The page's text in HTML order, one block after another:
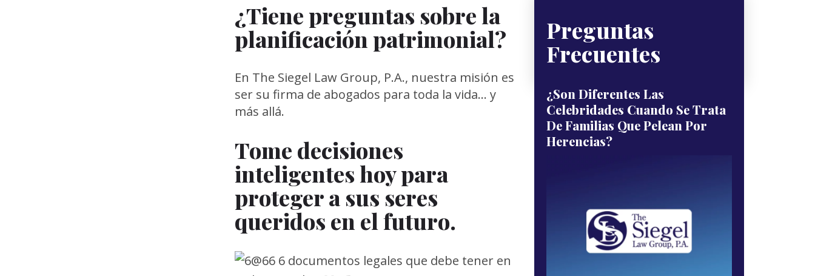
¿Tiene preguntas sobre la
planificación patrimonial?
En The Siegel Law Group, P.A., nuestra misión es
ser su firma de abogados para toda la vida… y
más allá.
Tome decisiones
inteligentes hoy para
proteger a sus seres
queridos en el futuro.
Preguntas
Frecuentes
¿Son Diferentes Las
Celebridades Cuando Se Trata
De Familias Que Pelean Por
Herencias?